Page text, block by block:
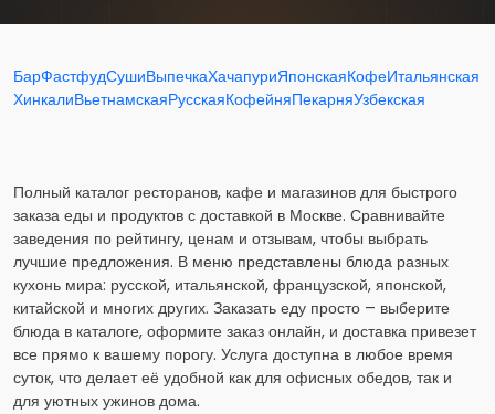
БарФастфудСушиВыпечкаХачапуриЯпонскаяКофеИтальянская
ХинкалиВьетнамскаяРусскаяКофейняПекарняУзбекская
Полный каталог ресторанов, кафе и магазинов для быстрого
заказа еды и продуктов с доставкой в Москве. Сравнивайте
заведения по рейтингу, ценам и отзывам, чтобы выбрать
лучшие предложения. В меню представлены блюда разных
кухонь мира: русской, итальянской, французской, японской,
китайской и многих других. Заказать еду просто – выберите
блюда в каталоге, оформите заказ онлайн, и доставка привезет
все прямо к вашему порогу. Услуга доступна в любое время
суток, что делает её удобной как для офисных обедов, так и
для уютных ужинов дома.